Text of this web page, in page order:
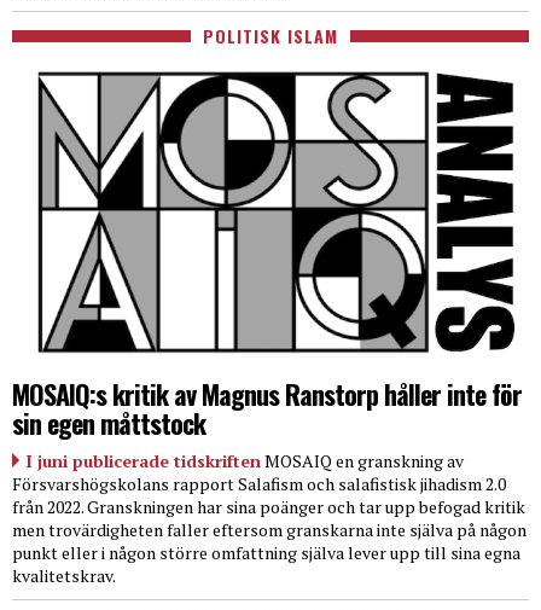
POLITISK ISLAM
MOSAIQ:s kritik av Magnus Ranstorp håller inte för
sin egen måttstock
I juni publicerade tidskriftenMOSAIQ en granskning av
Försvarshögskolans rapport Salafism och salafistisk jihadism 2.0
från 2022. Granskningen har sina poänger och tar upp befogad kritik
men trovärdigheten faller eftersom granskarna inte själva på någon
punkt eller i någon större omfattning själva lever upp till sina egna
kvalitetskrav.